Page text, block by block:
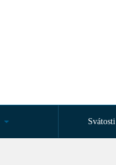
Svátosti